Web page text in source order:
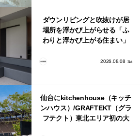
ダウンリビングと吹抜けが居
場所を浮かび上がらせる「ふ
わりと浮かび上がる住まい」
2026.08.08 Sat
仙台にkitchenhouse（キッチ
ンハウス）/GRAFTEKT（グラ
フテクト）東北エリア初の大